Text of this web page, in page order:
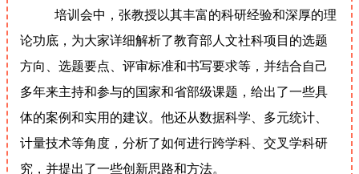
培训会中，张教授以其丰富的科研经验和深厚的理
论功底，为大家详细解析了教育部人文社科项目的选题
方向、选题要点、评审标准和书写要求等，并结合自己
多年来主持和参与的国家和省部级课题，给出了一些具
体的案例和实用的建议。他还从数据科学、多元统计、
计量技术等角度，分析了如何进行跨学科、交叉学科研
究，并提出了一些创新思路和方法。